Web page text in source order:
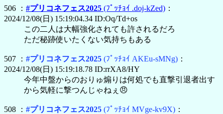
506 ： #プリコネフェス2025 (ﾌﾟｯﾁｮｲ .doj-kZed) ：
2024/12/08(日) 15:19:04.34 ID:Oq/Td+os
この二人は大幅強化されても許されるだろ
ただ秘跡使いたくない気持ちもある
507 ： #プリコネフェス2025 (ﾌﾟｯﾁｮｲ AKEu-sMNg) ：
2024/12/08(日) 15:19:18.78 ID:rrXA8/HY
今年中盤からのおりゅ煽りは何処でも直撃引退者出す
から気軽に撃つんじゃねぇ😠
508 ： #プリコネフェス2025 (ﾌﾟｯﾁｮｲ MVge-kv9X) ：